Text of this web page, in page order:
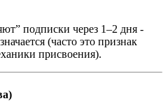
подписки через 1–2 дня -
(часто это признак
присвоения).